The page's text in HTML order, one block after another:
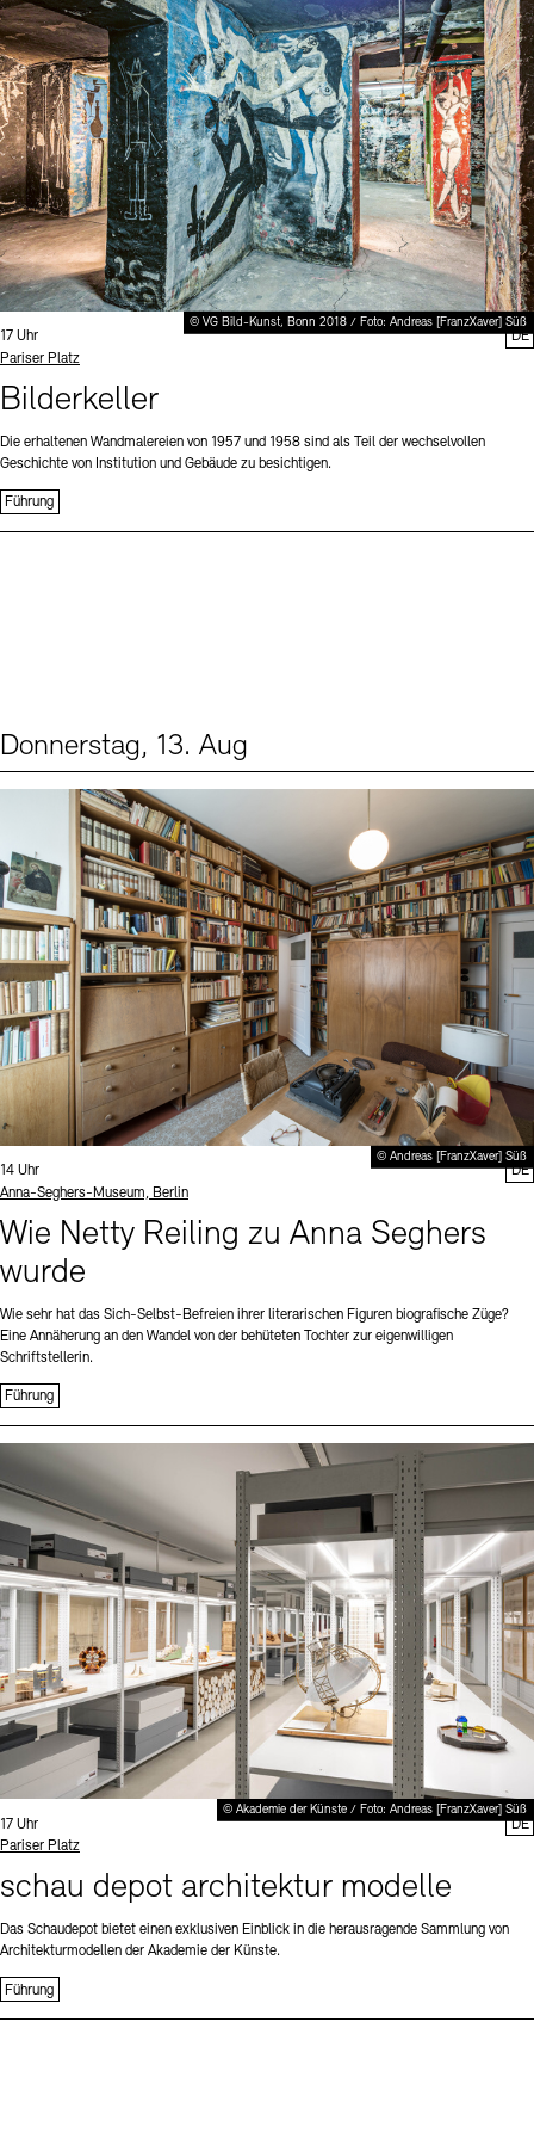
Stellenangebote Newsletter Presse
Nachhaltigkeit Kontakt
Digitale Sammlungen Exil-Archive
© VG Bild-Kunst, Bonn 2018 / Foto: Andreas [FranzXaver] Süß
Uhrzeit:
17 Uhr
Standort
Pariser Platz
Bilderkeller
Die erhaltenen Wandmalereien von 1957 und 1958 sind als Teil der wechselvollen
Geschichte von Institution und Gebäude zu besichtigen.
Führung
DE
Donnerstag, 13. Aug
© Andreas [FranzXaver] Süß
Uhrzeit:
14 Uhr
Standort
Anna-Seghers-Museum, Berlin
Wie Netty Reiling zu Anna Seghers
wurde
Wie sehr hat das Sich-Selbst-Befreien ihrer literarischen Figuren biografische Züge?
Eine Annäherung an den Wandel von der behüteten Tochter zur eigenwilligen
Schriftstellerin.
Führung
DE
© Akademie der Künste / Foto: Andreas [FranzXaver] Süß
Uhrzeit:
17 Uhr
Standort
Pariser Platz
schau depot architektur modelle
Das Schaudepot bietet einen exklusiven Einblick in die herausragende Sammlung von
Architekturmodellen der Akademie der Künste.
Führung
DE